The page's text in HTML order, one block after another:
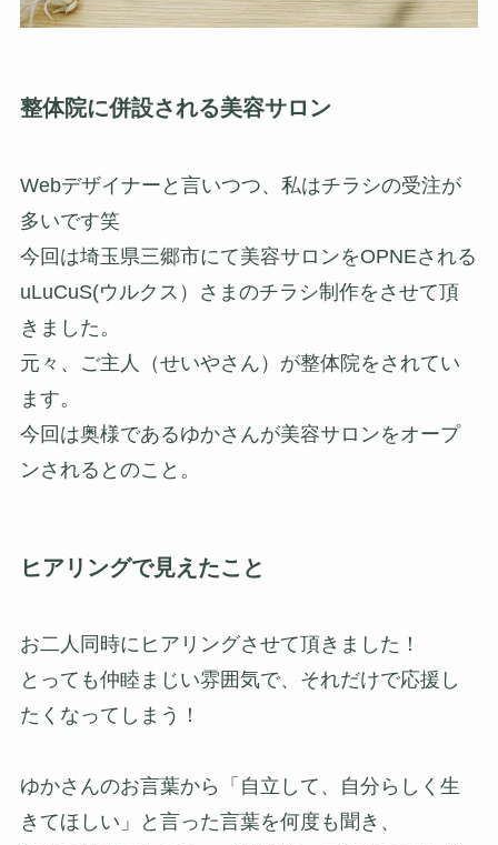
整体院に併設される美容サロン
Webデザイナーと言いつつ、私はチラシの受注が
多いです笑
今回は埼玉県三郷市にて美容サロンをOPNEされる
uLuCuS(ウルクス）さまのチラシ制作をさせて頂
きました。
元々、ご主人（せいやさん）が整体院をされてい
ます。
今回は奥様であるゆかさんが美容サロンをオープ
ンされるとのこと。
ヒアリングで見えたこと
お二人同時にヒアリングさせて頂きました！
とっても仲睦まじい雰囲気で、それだけで応援し
たくなってしまう！
ゆかさんのお言葉から「自立して、自分らしく生
きてほしい」と言った言葉を何度も聞き、